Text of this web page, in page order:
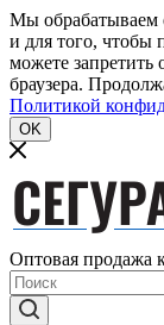
Мы обрабатываем
и для того, чтобы
можете запретить
браузера.
Политикой
OK
Оптовая продажа